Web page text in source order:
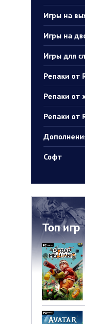
Игры на
Игры на
Игры для
Репаки от
Репаки от
Репаки от
Софт
Топ игр